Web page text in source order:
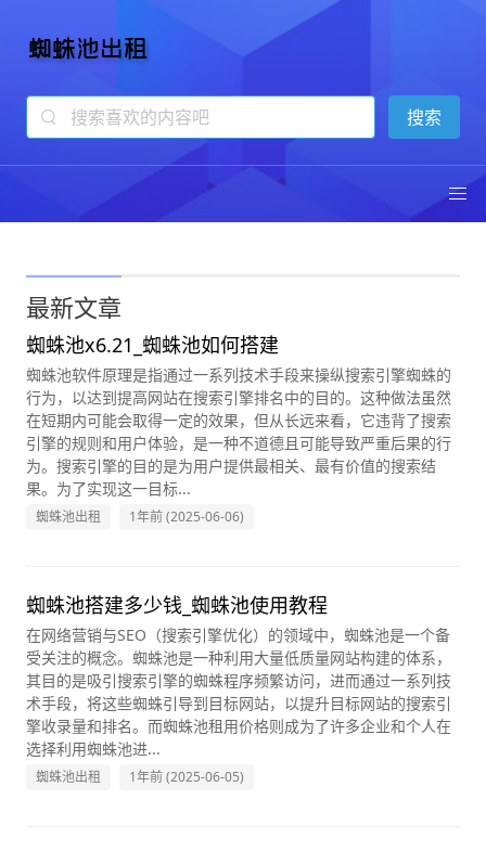
蜘蛛池出租
13年专注蜘蛛池技术
最新文章
蜘蛛池x6.21_蜘蛛池如何搭建
蜘蛛池软件原理是指通过一系列技术手段来操纵搜索引擎蜘蛛的
行为，以达到提高网站在搜索引擎排名中的目的。这种做法虽然
在短期内可能会取得一定的效果，但从长远来看，它违背了搜索
引擎的规则和用户体验，是一种不道德且可能导致严重后果的行
为。搜索引擎的目的是为用户提供最相关、最有价值的搜索结
果。为了实现这一目标...
蜘蛛池出租 1年前 (2025-06-06)
蜘蛛池搭建多少钱_蜘蛛池使用教程
在网络营销与SEO（搜索引擎优化）的领域中，蜘蛛池是一个备
受关注的概念。蜘蛛池是一种利用大量低质量网站构建的体系，
其目的是吸引搜索引擎的蜘蛛程序频繁访问，进而通过一系列技
术手段，将这些蜘蛛引导到目标网站，以提升目标网站的搜索引
擎收录量和排名。而蜘蛛池租用价格则成为了许多企业和个人在
选择利用蜘蛛池进...
蜘蛛池出租 1年前 (2025-06-05)